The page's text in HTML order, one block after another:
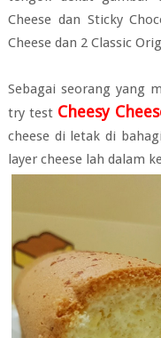
Cheese dan Sticky
Cheese dan 2 Classic
Sebagai seorang yang
try test Cheesy
cheese di letak di
layer cheese lah dalam